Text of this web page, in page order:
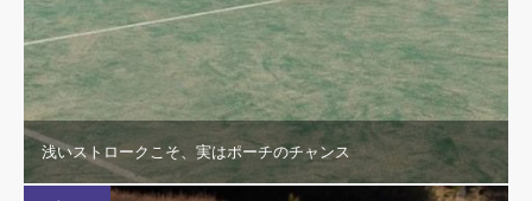
浅いストロークこそ、実はポーチのチャンス